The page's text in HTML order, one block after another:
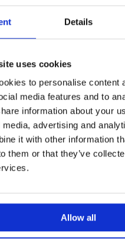
Details
uses cookies
to personalise content
media features and to
information about your
advertising and
it with other information
them or that they’ve
Allow all